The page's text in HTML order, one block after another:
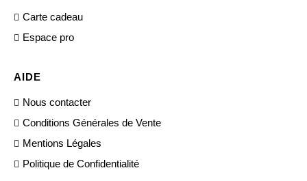
Carte cadeau
Espace pro
AIDE
Nous contacter
Conditions Générales de Vente
Mentions Légales
Politique de Confidentialité